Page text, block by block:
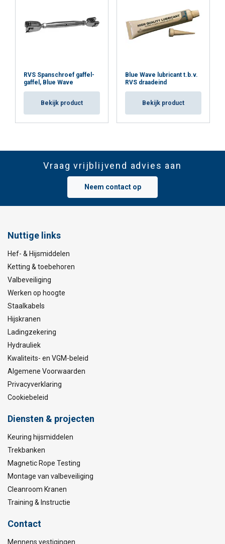
RVS Spanschroef gaffel-
gaffel, Blue Wave
Bekijk product
Blue Wave lubricant t.b.v.
RVS draadeind
Bekijk product
Vraag vrijblijvend advies aan
Neem contact op
Nuttige links
Hef- & Hijsmiddelen
Ketting & toebehoren
Valbeveiliging
Werken op hoogte
Staalkabels
Hijskranen
Ladingzekering
Hydrauliek
Kwaliteits- en VGM-beleid
Algemene Voorwaarden
Privacyverklaring
Cookiebeleid
Diensten & projecten
Keuring hijsmiddelen
Trekbanken
Magnetic Rope Testing
Montage van valbeveiliging
Cleanroom Kranen
Training & Instructie
Contact
Mennens vestigingen